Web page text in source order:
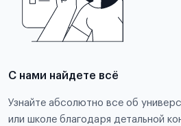
С нами найдете всё
Узнайте абсолютно все об
или школе благодаря детальной